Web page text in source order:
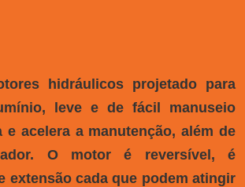
hidráulicos projetado para
leve e de fácil manuseio
acelera a manutenção, além de
O motor é reversível, é
extensão cada que podem atingir